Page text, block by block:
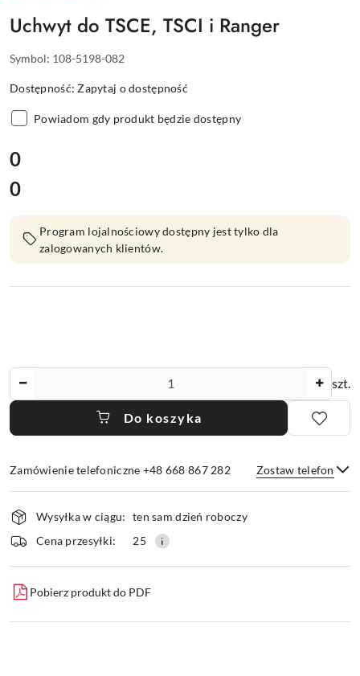
Uchwyt do TSCE, TSCI i Ranger
Symbol: 108-5198-082
Dostępność:Zapytaj o dostępność
Powiadom gdy produkt będzie dostępny
cena:
0
Cena:
0
Program lojalnościowy dostępny jest tylko dla
zalogowanych klientów.
szt.
Do koszyka
Zamówienie telefoniczne +48 668 867 282 Zostaw telefon
Wyślij
Dostępność
i
dostawa
Wysyłka w ciągu: ten sam dzień roboczy
Cena przesyłki:
25
Pobierz produkt do PDF